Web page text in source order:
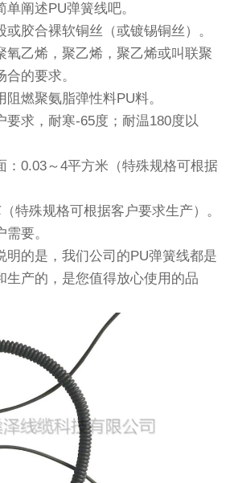
阐述PU弹簧线吧。
胶合裸软铜丝（或镀锡铜丝）。
氧乙烯，聚乙烯，聚乙烯或叫联聚
的要求。
燃聚氨脂弹性料PU料。
要求，耐寒-65度；耐温180度以
：0.03～4平方米（特殊规格可根据
特殊规格可根据客户要求生产）。
要。
明的是，我们公司的PU弹簧线都是
生产的，是您值得放心使用的品